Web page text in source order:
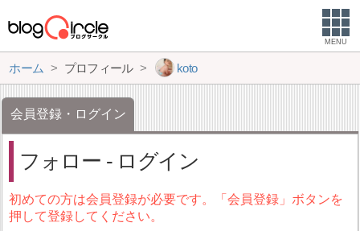
MENU
ホーム プロフィール koto
会員登録・ログイン
フォロー - ログイン
初めての方は会員登録が必要です。「会員登録」ボタンを
押して登録してください。